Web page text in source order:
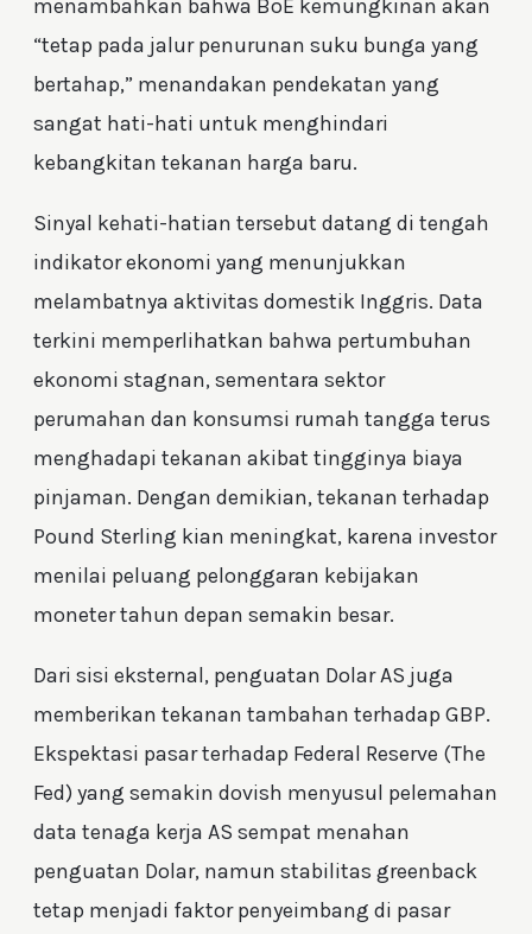
menambahkan bahwa BoE kemungkinan akan
“tetap pada jalur penurunan suku bunga yang
bertahap,” menandakan pendekatan yang
sangat hati-hati untuk menghindari
kebangkitan tekanan harga baru.
Sinyal kehati-hatian tersebut datang di tengah
indikator ekonomi yang menunjukkan
melambatnya aktivitas domestik Inggris. Data
terkini memperlihatkan bahwa pertumbuhan
ekonomi stagnan, sementara sektor
perumahan dan konsumsi rumah tangga terus
menghadapi tekanan akibat tingginya biaya
pinjaman. Dengan demikian, tekanan terhadap
Pound Sterling kian meningkat, karena investor
menilai peluang pelonggaran kebijakan
moneter tahun depan semakin besar.
Dari sisi eksternal, penguatan Dolar AS juga
memberikan tekanan tambahan terhadap GBP.
Ekspektasi pasar terhadap Federal Reserve (The
Fed) yang semakin dovish menyusul pelemahan
data tenaga kerja AS sempat menahan
penguatan Dolar, namun stabilitas greenback
tetap menjadi faktor penyeimbang di pasar